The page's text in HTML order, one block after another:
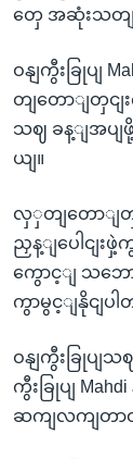
တှေ အဆုံးသတျ
ဝနျကွီးခြုပျ
တျတောျတှငျ
သဈ ခန့ျအပျဖို့
ယျ။
လှှတျတောျတှ
ညှန့ျပေါငျးဖှဲ့
ကွောင့ျ သဘေ
ကွာမွင့ျနိုငျပါ
ဝနျကွီးခြုပျသ
ကွီးခြုပျ
ဆကျလကျတာ